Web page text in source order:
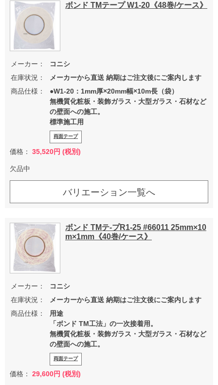
ボンド TMテープ W1-20《48巻/ケース》
メーカー：
コニシ
在庫状況：
メーカーから直送 納期はご注文後にご案内します
商品仕様：
●W1-20：1mm厚×20mm幅×10m長（袋）
無機質化粧板・装飾ガラス・大型ガラス・石材など
の壁面への施工。
標準施工用
両面テープ
価格： 35,520円 (税別)
欠品中
バリエーション一覧へ
ボンド TMテ-プR1-25 #66011 25mm×10
m×1mm《40巻/ケース》
メーカー：
コニシ
在庫状況：
メーカーから直送 納期はご注文後にご案内します
商品仕様：
用途
「ボンド TM工法」の一次接着用。
無機質化粧板・装飾ガラス・大型ガラス・石材など
の壁面への施工。
両面テープ
価格： 29,600円 (税別)